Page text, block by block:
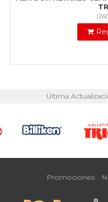
(
Última
Promociones